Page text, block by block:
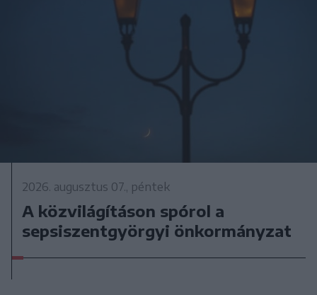
2026. augusztus 07., péntek
A közvilágításon spórol a
sepsiszentgyörgyi önkormányzat